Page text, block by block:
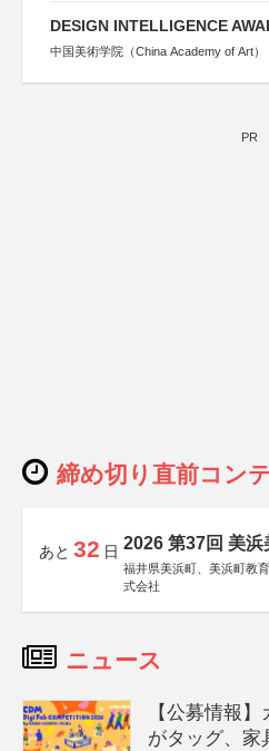
DESIGN INTELLIGENCE
中国美術学院（China Academy of Art）
PR
締め切り直前コン
あと 32 日 2026 第37回 美浜
福井県美浜町、美浜町教
式会社
ニュース
【公募情報
がタッグ、家